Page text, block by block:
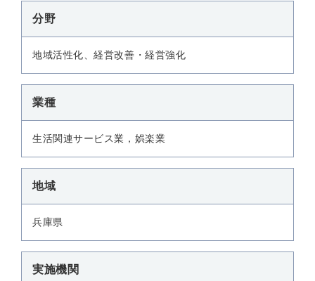
分野
地域活性化、経営改善・経営強化
業種
生活関連サービス業，娯楽業
地域
兵庫県
実施機関